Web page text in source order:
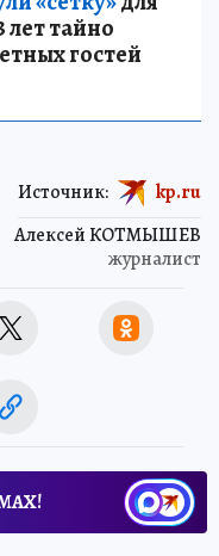
лет тайно
гостей
Алексей КОТМЫШЕВ
журналист
Источник: kp.ru